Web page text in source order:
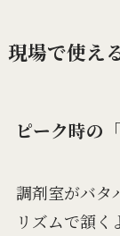
現場で使え
ピーク時の
調剤室がバタ
リズムで頷